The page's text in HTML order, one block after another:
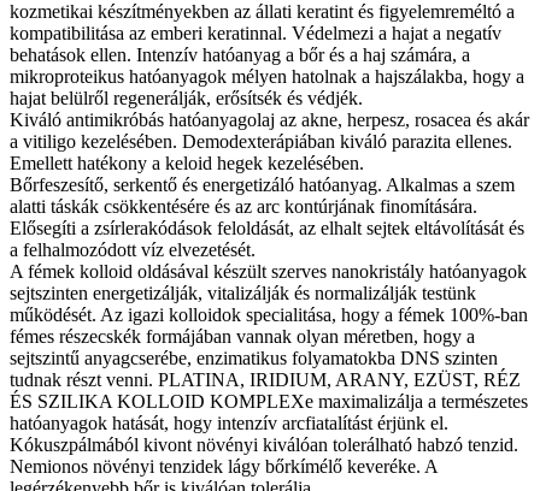
kozmetikai készítményekben az állati keratint és figyelemreméltó a
kompatibilitása az emberi keratinnal. Védelmezi a hajat a negatív
behatások ellen. Intenzív hatóanyag a bőr és a haj számára, a
mikroproteikus hatóanyagok mélyen hatolnak a hajszálakba, hogy a
hajat belülről regenerálják, erősítsék és védjék.
Kiváló antimikróbás hatóanyagolaj az akne, herpesz, rosacea és akár
a vitiligo kezelésében. Demodexterápiában kiváló parazita ellenes.
Emellett hatékony a keloid hegek kezelésében.
Bőrfeszesítő, serkentő és energetizáló hatóanyag. Alkalmas a szem
alatti táskák csökkentésére és az arc kontúrjának finomítására.
Elősegíti a zsírlerakódások feloldását, az elhalt sejtek eltávolítását és
a felhalmozódott víz elvezetését.
A fémek kolloid oldásával készült szerves nanokristály hatóanyagok
sejtszinten energetizálják, vitalizálják és normalizálják testünk
működését. Az igazi kolloidok specialitása, hogy a fémek 100%-ban
fémes részecskék formájában vannak olyan méretben, hogy a
sejtszintű anyagcserébe, enzimatikus folyamatokba DNS szinten
tudnak részt venni. PLATINA, IRIDIUM, ARANY, EZÜST, RÉZ
ÉS SZILIKA KOLLOID KOMPLEXe maximalizálja a természetes
hatóanyagok hatását, hogy intenzív arcfiatalítást érjünk el.
Kókuszpálmából kivont növényi kiválóan tolerálható habzó tenzid.
Nemionos növényi tenzidek lágy bőrkímélő keveréke. A